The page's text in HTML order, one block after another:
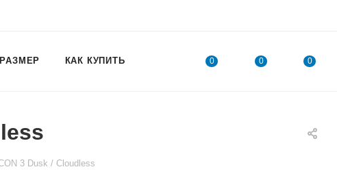
0 0 0
КАК КУПИТЬ
3 Dusk / Cloudless